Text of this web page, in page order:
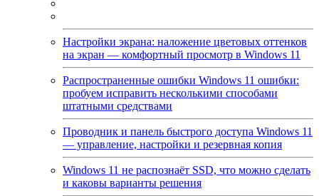
Настройки экрана: наложение цветовых оттенков
на экран — комфортный просмотр в Windows 11
Распространенные ошибки Windows 11 ошибки:
пробуем исправить несколькими способами
штатными средствами
Проводник и панель быстрого доступа Windows 11
— управление, настройки и резервная копия
Windows 11 не распознаёт SSD, что можно сделать
и каковы варианты решения